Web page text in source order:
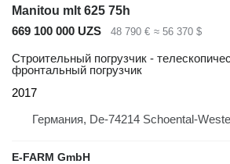
Manitou mlt 625 75h
669 100 000 UZS
48 790 € ≈ 56 370 $
Строительный погрузчик -
фронтальный погрузчик
2017
Германия, De-74214 Schoental-
E-FARM GmbH